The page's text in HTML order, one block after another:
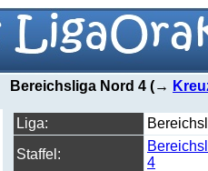
Bereichsliga Nord 4 (→
Liga:
Staffel:
4